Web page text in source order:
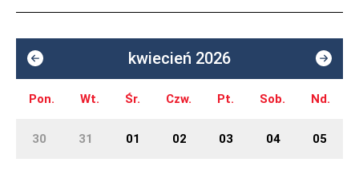
kwiecień 2026
Pon. Wt. Śr. Czw. Pt. Sob. Nd.
30 31 01 02 03 04 05